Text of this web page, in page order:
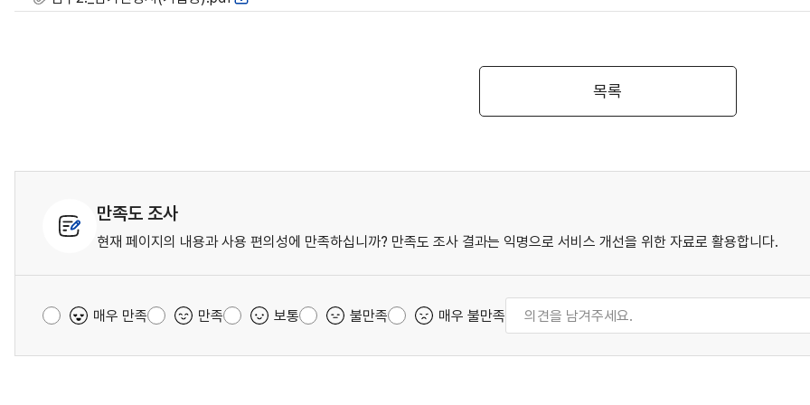
목록
만족도 조사
현재 페이지의 내용과 사용 편의성에 만족하십니까? 만족도 조사 결과는 익명으로 서비스 개선을 위한 자료로 활용합니다.
매우 만족 만족 보통 불만족 매우 불만족